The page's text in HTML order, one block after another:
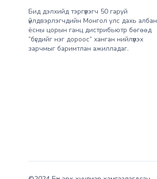
Бид дэлхийд тэргүүлэгч 50 гаруй
үйлдвэрлэгчдийн Монгол улс дахь албан
ёсны цорын ганц дистрибьютр бөгөөд
“бүгдийг нэг дороос” ханган нийлүүлэх
зарчмыг баримтлан ажилладаг.